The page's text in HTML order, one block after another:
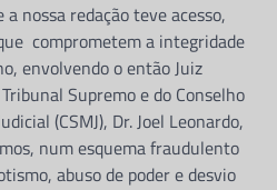
nossa redação teve acesso,
comprometem a integridade
envolvendo o então Juiz
Supremo e do Conselho
(CSMJ), Dr. Joel Leonardo,
num esquema fraudulento
abuso de poder e desvio